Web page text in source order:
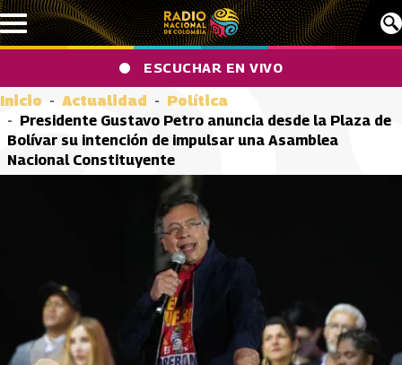
Pasar al contenido principal
ESCUCHAR EN VIVO
Inicio Actualidad
Política
Presidente Gustavo Petro anuncia desde la Plaza de
Bolívar su intención de impulsar una Asamblea
Nacional Constituyente